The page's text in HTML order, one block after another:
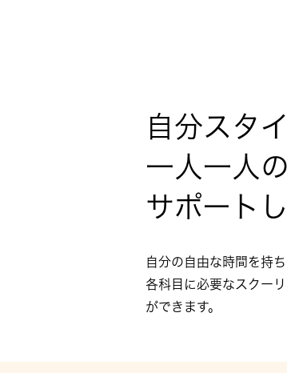
自分スタ
一人一人
サポートし
自分の自由な時間を持
各科目に必要なスクー
ができます。